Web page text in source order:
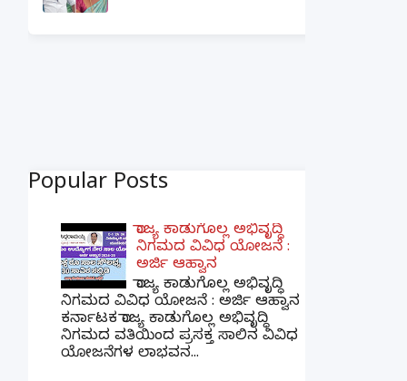
Popular Posts
ರಾಜ್ಯ ಕಾಡುಗೊಲ್ಲ ಅಭಿವೃದ್ಧಿ
ನಿಗಮದ ವಿವಿಧ ಯೋಜನೆ :
ಅರ್ಜಿ ಆಹ್ವಾನ
ರಾಜ್ಯ ಕಾಡುಗೊಲ್ಲ ಅಭಿವೃದ್ಧಿ
ನಿಗಮದ ವಿವಿಧ ಯೋಜನೆ : ಅರ್ಜಿ ಆಹ್ವಾನ
ಕರ್ನಾಟಕ ರಾಜ್ಯ ಕಾಡುಗೊಲ್ಲ ಅಭಿವೃದ್ಧಿ
ನಿಗಮದ ವತಿಯಿಂದ ಪ್ರಸಕ್ತ ಸಾಲಿನ ವಿವಿಧ
ಯೋಜನೆಗಳ ಲಾಭವನ...